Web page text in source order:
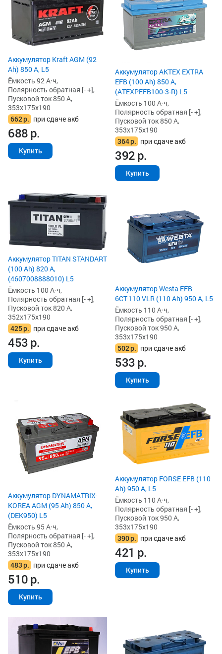
Аккумулятор Kraft AGM (92
Ah) 850 А, L5
Ёмкость 92 А·ч,
Полярность обратная [- +],
Пусковой ток 850 А,
353x175x190
662р. при сдаче акб
688р.
Купить
Аккумулятор AKTEX EXTRA
EFB (100 Ah) 850 А,
(ATEXPEFB100-3-R) L5
Ёмкость 100 А·ч,
Полярность обратная [- +],
Пусковой ток 850 А,
353x175x190
364р. при сдаче акб
392р.
Купить
Аккумулятор TITAN STANDART
(100 Ah) 820 А,
(4607008888010) L5
Ёмкость 100 А·ч,
Полярность обратная [- +],
Пусковой ток 820 А,
352x175x190
425р. при сдаче акб
453р.
Купить
Аккумулятор Westa EFB
6СТ-110 VLR (110 Ah) 950 А, L5
Ёмкость 110 А·ч,
Полярность обратная [- +],
Пусковой ток 950 А,
353x175x190
502р. при сдаче акб
533р.
Купить
Аккумулятор DYNAMATRIX-
KOREA AGM (95 Ah) 850 А,
(DEK950) L5
Ёмкость 95 А·ч,
Полярность обратная [- +],
Пусковой ток 850 А,
353x175x190
483р. при сдаче акб
510р.
Купить
Аккумулятор FORSE EFB (110
Ah) 950 А, L5
Ёмкость 110 А·ч,
Полярность обратная [- +],
Пусковой ток 950 А,
353x175x190
390р. при сдаче акб
421 р.
Купить